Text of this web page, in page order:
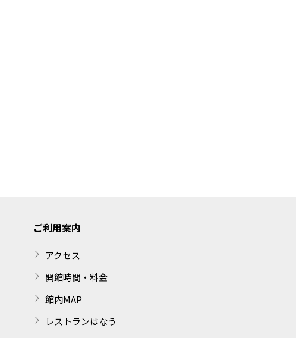
ご利用案内
アクセス
開館時間・料金
館内MAP
レストランはなう